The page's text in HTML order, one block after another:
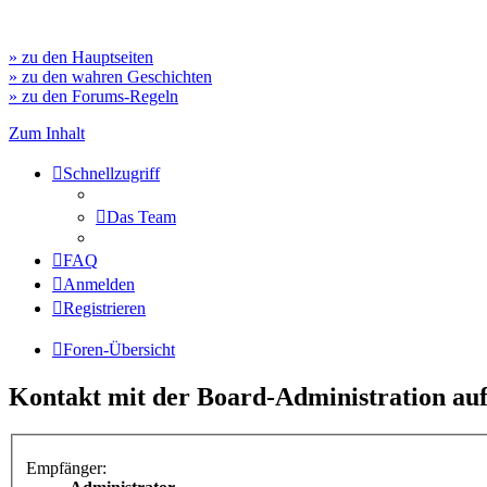
» zu den Hauptseiten
» zu den wahren Geschichten
» zu den Forums-Regeln
Zum Inhalt
Schnellzugriff
Das Team
FAQ
Anmelden
Registrieren
Foren-Übersicht
Kontakt mit der Board-Administration
Empfänger: